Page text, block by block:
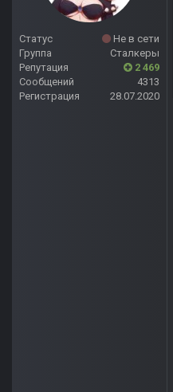
Статус
Не в сети
Группа
Сталкеры
Репутация
2 469
Сообщений
4313
Регистрация
28.07.2020